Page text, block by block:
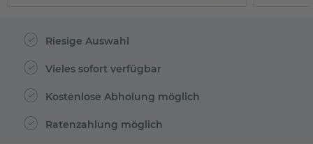
Riesige Auswahl
Vieles sofort verfügbar
Kostenlose Abholung möglich
Ratenzahlung möglich